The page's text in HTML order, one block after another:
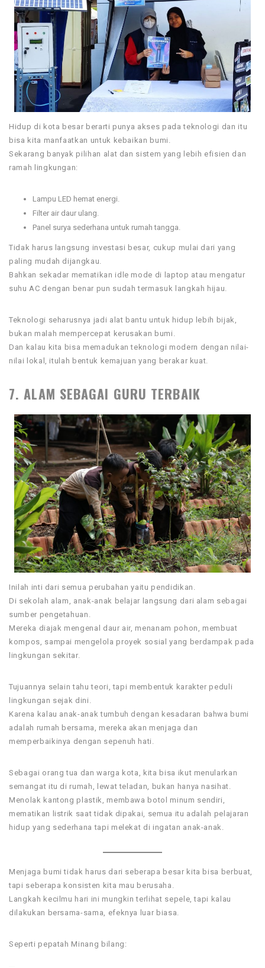
Hidup di kota besar berarti punya akses pada teknologi dan itu
bisa kita manfaatkan untuk kebaikan bumi.
Sekarang banyak pilihan alat dan sistem yang lebih efisien dan
ramah lingkungan:
Lampu LED hemat energi.
Filter air daur ulang.
Panel surya sederhana untuk rumah tangga.
Tidak harus langsung investasi besar, cukup mulai dari yang
paling mudah dijangkau.
Bahkan sekadar mematikan idle mode di laptop atau mengatur
suhu AC dengan benar pun sudah termasuk langkah hijau.
Teknologi seharusnya jadi alat bantu untuk hidup lebih bijak,
bukan malah mempercepat kerusakan bumi.
Dan kalau kita bisa memadukan teknologi modern dengan nilai-
nilai lokal, itulah bentuk kemajuan yang berakar kuat.
7. ALAM SEBAGAI GURU TERBAIK
Inilah inti dari semua perubahan yaitu pendidikan.
Di sekolah alam, anak-anak belajar langsung dari alam sebagai
sumber pengetahuan.
Mereka diajak mengenal daur air, menanam pohon, membuat
kompos, sampai mengelola proyek sosial yang berdampak pada
lingkungan sekitar.
Tujuannya selain tahu teori, tapi membentuk karakter peduli
lingkungan sejak dini.
Karena kalau anak-anak tumbuh dengan kesadaran bahwa bumi
adalah rumah bersama, mereka akan menjaga dan
memperbaikinya dengan sepenuh hati.
Sebagai orang tua dan warga kota, kita bisa ikut menularkan
semangat itu di rumah, lewat teladan, bukan hanya nasihat.
Menolak kantong plastik, membawa botol minum sendiri,
mematikan listrik saat tidak dipakai, semua itu adalah pelajaran
hidup yang sederhana tapi melekat di ingatan anak-anak.
Menjaga bumi tidak harus dari seberapa besar kita bisa berbuat,
tapi seberapa konsisten kita mau berusaha.
Langkah kecilmu hari ini mungkin terlihat sepele, tapi kalau
dilakukan bersama-sama, efeknya luar biasa.
Seperti pepatah Minang bilang: